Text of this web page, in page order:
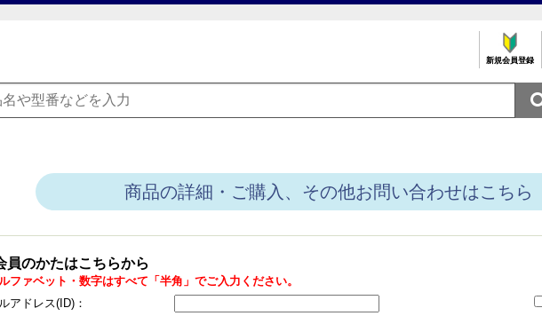
新規会員登録
商品の詳細・ご購入、その他お問い合わせはこちら
員のかたはこちらから
ファベット・数字はすべて「半角」でご入力ください。
アドレス(ID)：